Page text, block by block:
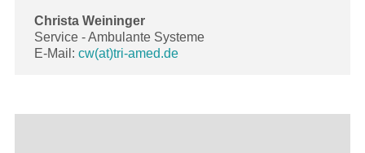
Christa Weininger
Service - Ambulante Systeme
E-Mail:cw(at)tri-amed.de